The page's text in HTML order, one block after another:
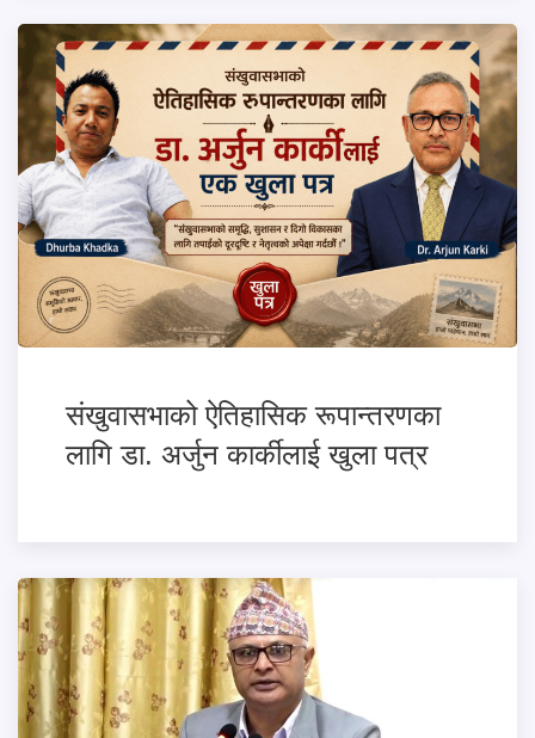
संखुवासभाको ऐतिहासिक रूपान्तरणका
लागि डा. अर्जुन कार्कीलाई खुला पत्र